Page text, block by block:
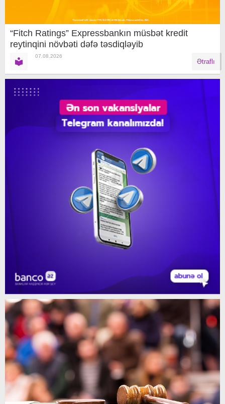
“Fitch Ratings” Expressbankın müsbət kredit
reytinqini növbəti dəfə təsdiqləyib
07.08.2026
Ətraflı